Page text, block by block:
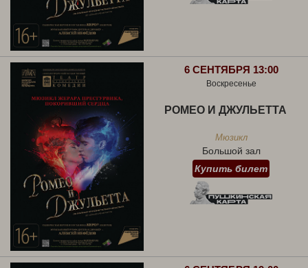
6 СЕНТЯБРЯ 13:00
Воскресенье
РОМЕО И ДЖУЛЬЕТТА
Мюзикл
Большой зал
Купить билет